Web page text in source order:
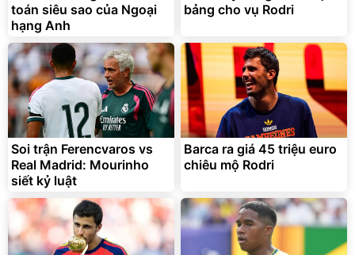
toán siêu sao của Ngoại
hạng Anh
bảng cho vụ Rodri
Soi trận Ferencvaros vs
Real Madrid: Mourinho
siết kỷ luật
Barca ra giá 45 triệu euro
chiêu mộ Rodri